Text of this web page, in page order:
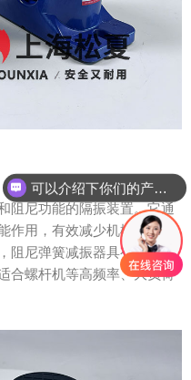
阻尼功能的隔振装置。它通
用，有效减少机械振动和
阻尼弹簧减振器具有更高的
合螺杆机等高频率、大负荷
可以介绍下你们的产品么？